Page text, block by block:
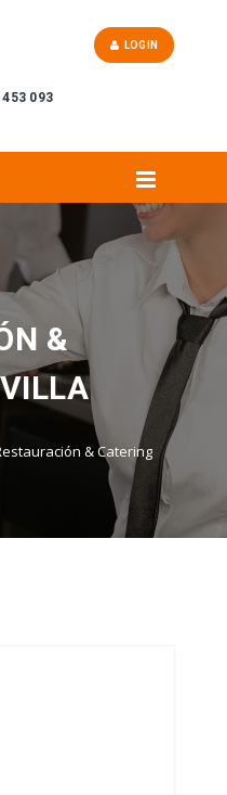
453 093
LOGIN
&
& Catering